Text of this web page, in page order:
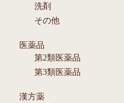
洗剤
その他
医薬品
第2類医薬品
第3類医薬品
漢方薬